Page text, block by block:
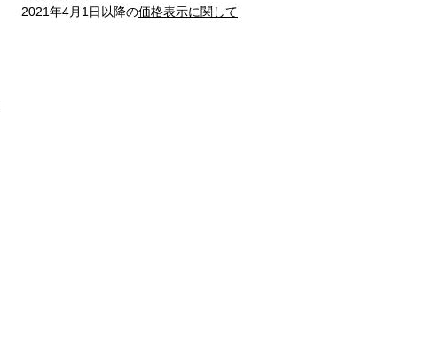
2021年4月1日以降の価格表示に関して